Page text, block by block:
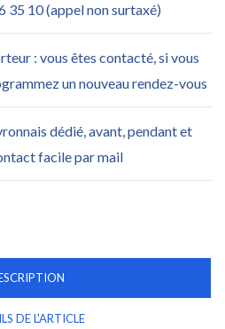
35 10 (appel non surtaxé)
: vous êtes contacté, si vous
un nouveau rendez-vous
dédié, avant, pendant et
facile par mail
DE L'ARTICLE